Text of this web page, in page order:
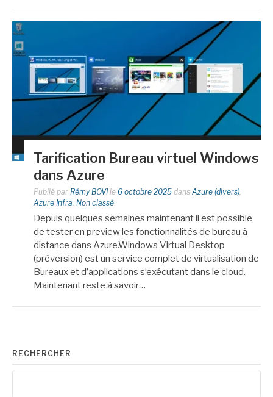
Tarification Bureau virtuel Windows
dans Azure
Publié par Rémy BOVI le 6 octobre 2025 dans Azure (divers),
Azure Infra, Non classé
Depuis quelques semaines maintenant il est possible
de tester en preview les fonctionnalités de bureau à
distance dans Azure.Windows Virtual Desktop
(préversion) est un service complet de virtualisation de
Bureaux et d’applications s’exécutant dans le cloud.
Maintenant reste à savoir…
RECHERCHER